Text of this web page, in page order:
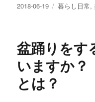
投
2018-06-19
カ
ー
暮らし日常,
盆踊りをす
いますか
とは？